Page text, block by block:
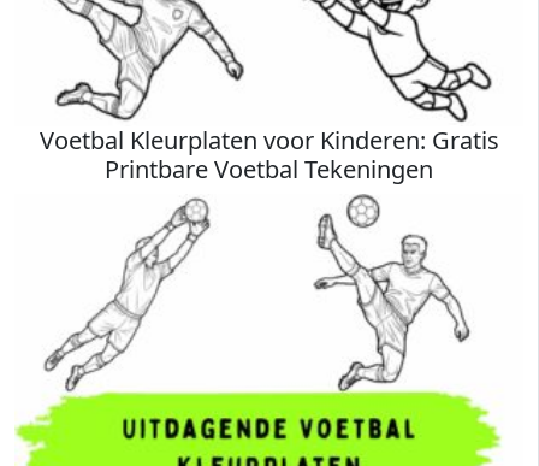
Voetbal Kleurplaten voor Kinderen: Gratis
Printbare Voetbal Tekeningen